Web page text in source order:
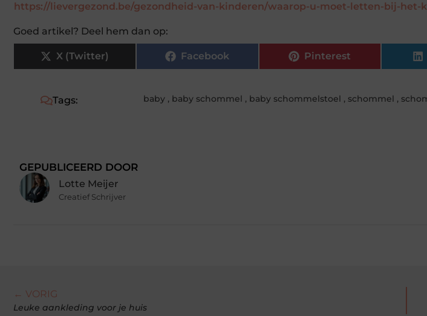
https://lievergezond.be/gezondheid-van-kinderen/waarop-u-moet-letten-bij-het-
Goed artikel? Deel hem dan op:
X (Twitter) Facebook Pinterest
Tags: baby, baby schommel , baby schommelstoel , schommel ,
GEPUBLICEERD DOOR
Lotte Meijer
Creatief Schrijver
← VORIG
Leuke aankleding voor je huis